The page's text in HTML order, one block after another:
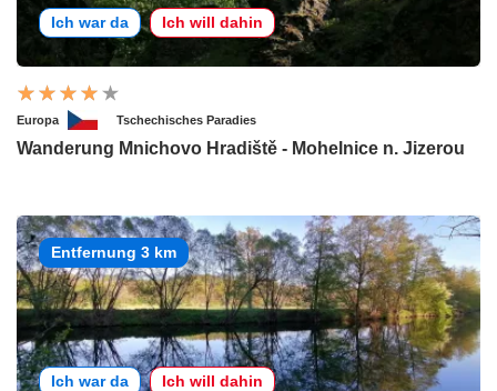
Ich war da Ich will dahin
Europa Tschechisches Paradies
Wanderung Mnichovo Hradiště - Mohelnice n. Jizerou
Entfernung 3 km
Ich war da Ich will dahin